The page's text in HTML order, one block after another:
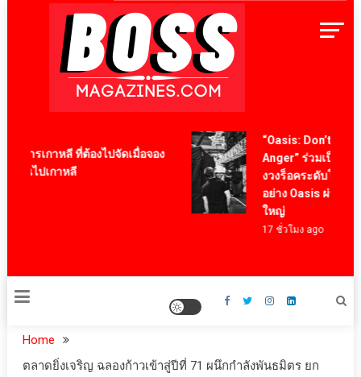
BossMagazinesThailand
ารเกาหลี ที่ต้องไปจัดเมื่อจอง
นไปเกาหลี
“Oasis: Don’t Look
Anger” ร่วมเป็นสักขีพ
งวงร็อคระดับโลกในตำ
อย่าง Oasis ผ่านภาพย
ใหญ่
17 ชั่วโมง ago
Home
ตลาดยิ่งเจริญ ฉลองก้าวเข้าสู่ปีที่ 71 ผนึกกำลังพันธมิตร ยก